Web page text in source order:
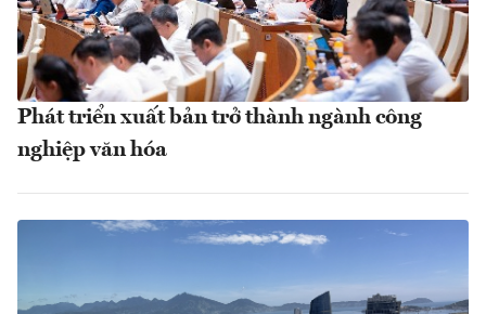
Phát triển xuất bản trở thành ngành công
nghiệp văn hóa